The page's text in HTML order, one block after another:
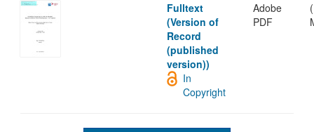
Fulltext
(Version of
Record
(published
version))
Adobe
PDF
In
Copyright